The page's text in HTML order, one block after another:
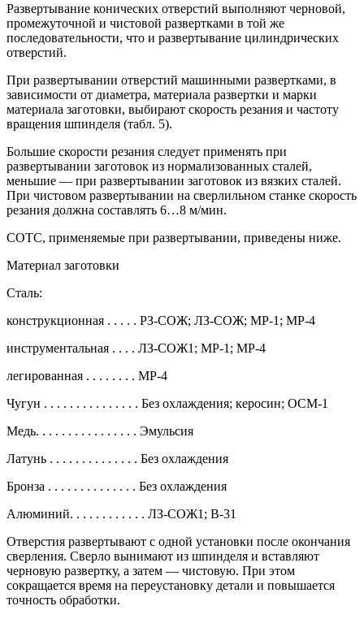
Развертывание конических отверстий выполняют черновой,
промежуточной и чистовой развертками в той же
последовательности, что и развертывание цилиндрических
отверстий.
При развертывании отверстий машинными развертками, в
зависимости от диаметра, материала развертки и марки
материала заготовки, выбирают скорость резания и частоту
вращения шпинделя (табл. 5).
Большие скорости резания следует применять при
развертывании заготовок из нормализованных сталей,
меньшие — при развертывании заготовок из вязких сталей.
При чистовом развертывании на сверлильном станке скорость
резания должна составлять 6…8 м/мин.
СОТС, применяемые при развертывании, приведены ниже.
Материал заготовки
Сталь:
конструкционная . . . . . РЗ-СОЖ; ЛЗ-СОЖ; МР-1; МР-4
инструментальная . . . . ЛЗ-СОЖ1; МР-1; МР-4
легированная . . . . . . . . МР-4
Чугун . . . . . . . . . . . . . . . Без охлаждения; керосин; ОСМ-1
Медь. . . . . . . . . . . . . . . . Эмульсия
Латунь . . . . . . . . . . . . . . Без охлаждения
Бронза . . . . . . . . . . . . . . Без охлаждения
Алюминий. . . . . . . . . . . . ЛЗ-СОЖ1; В-31
Отверстия развертывают с одной установки после окончания
сверления. Сверло вынимают из шпинделя и вставляют
черновую развертку, а затем — чистовую. При этом
сокращается время на переустановку детали и повышается
точность обработки.